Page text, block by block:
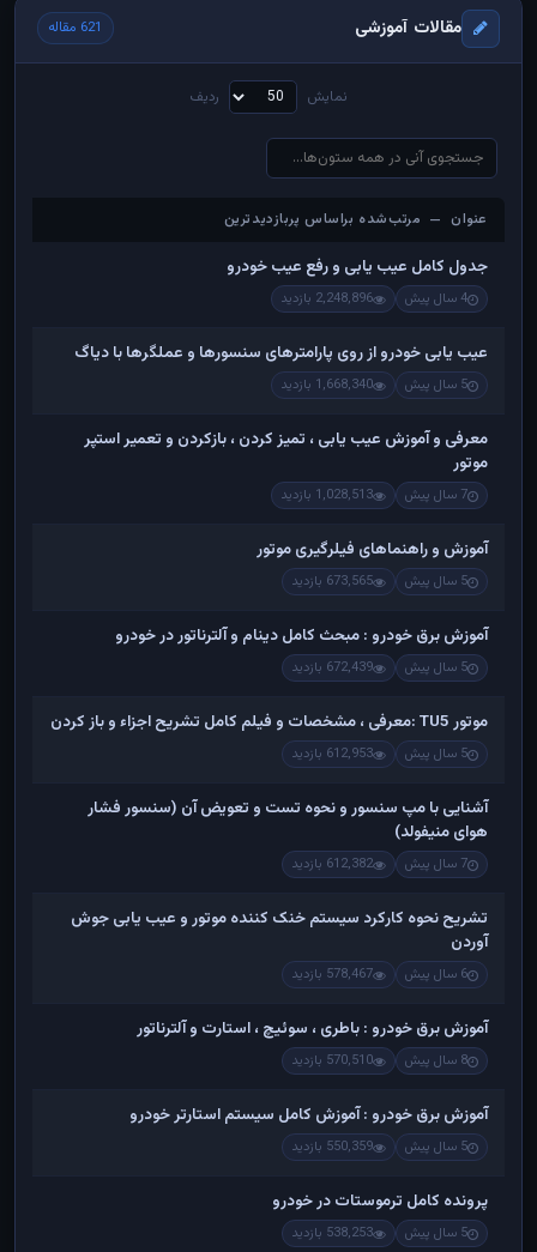
مقالات آموزشی 621 مقاله
نمایش ردیف
عنوان — مرتب‌شده براساس پربازدیدترین
عنوان — مرتب‌شده براساس پربازدیدترین
جدول کامل عیب یابی و رفع عیب خودرو
4 سال پیش 2,248,896 بازدید
عیب یابی خودرو از روی پارامترهای سنسورها و عملگرها با دیاگ
5 سال پیش 1,668,340 بازدید
معرفی و آموزش عیب یابی ، تمیز کردن ، بازکردن و تعمیر استپر
موتور
7 سال پیش 1,028,513 بازدید
آموزش و راهنماهای فیلرگیری موتور
5 سال پیش 673,565 بازدید
آموزش برق خودرو : مبحث کامل دینام و آلترناتور در خودرو
5 سال پیش 672,439 بازدید
موتور TU5 :معرفی ، مشخصات و فیلم کامل تشریح اجزاء و باز کردن
5 سال پیش 612,953 بازدید
آشنایی با مپ سنسور و نحوه تست و تعویض آن (سنسور فشار
هوای منیفولد)
7 سال پیش 612,382 بازدید
تشریح نحوه کارکرد سیستم خنک کننده موتور و عیب یابی جوش
آوردن
6 سال پیش 578,467 بازدید
آموزش برق خودرو : باطری ، سوئیچ ، استارت و آلترناتور
8 سال پیش 570,510 بازدید
آموزش برق خودرو : آموزش کامل سیستم استارتر خودرو
5 سال پیش 550,359 بازدید
پرونده کامل ترموستات در خودرو
5 سال پیش 538,253 بازدید